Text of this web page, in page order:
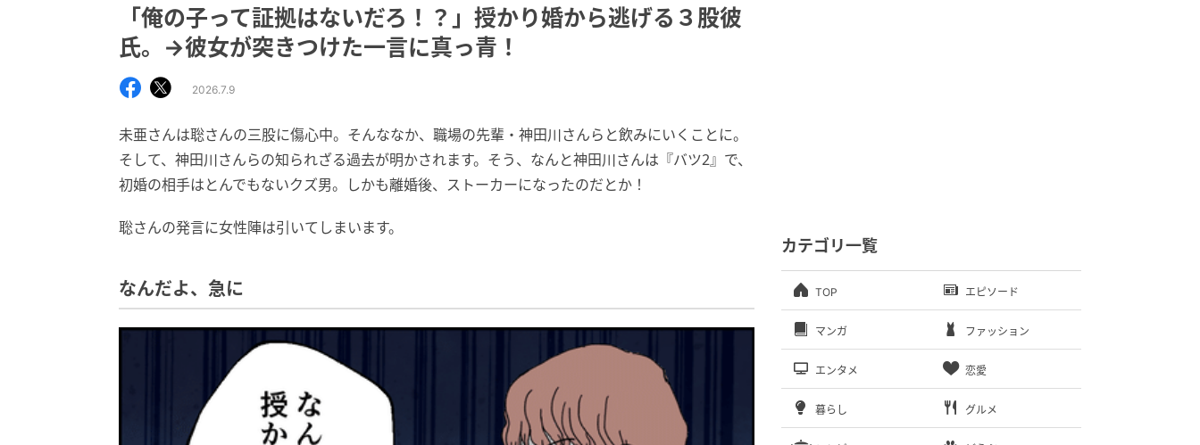
「俺の子って証拠はないだろ！？」授かり婚から逃げる３股彼
氏。→彼女が突きつけた一言に真っ青！
2026.7.9
未亜さんは聡さんの三股に傷心中。そんななか、職場の先輩・神田川さんらと飲みにいくことに。
そして、神田川さんらの知られざる過去が明かされます。そう、なんと神田川さんは『バツ2』で、
初婚の相手はとんでもないクズ男。しかも離婚後、ストーカーになったのだとか！
聡さんの発言に女性陣は引いてしまいます。
なんだよ、急に
カテゴリ一覧
TOP エピソード
マンガ ファッション
エンタメ 恋愛
暮らし グルメ